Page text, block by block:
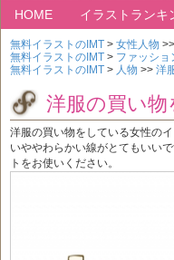
HOME イラストランキ
無料イラストのIMT > 女性人物 >>
無料イラストのIMT > ファッショ
無料イラストのIMT > 人物 >> 洋
洋服の買い
洋服の買い物をしている女性の
いややわらかい線がとてもいい
トをお使いください。